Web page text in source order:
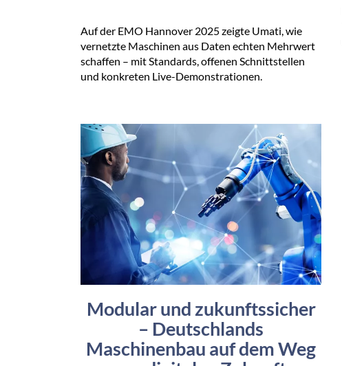
Auf der EMO Hannover 2025 zeigte Umati, wie
vernetzte Maschinen aus Daten echten Mehrwert
schaffen – mit Standards, offenen Schnittstellen
und konkreten Live-Demonstrationen.
Modular und zukunftssicher
– Deutschlands
Maschinenbau auf dem Weg